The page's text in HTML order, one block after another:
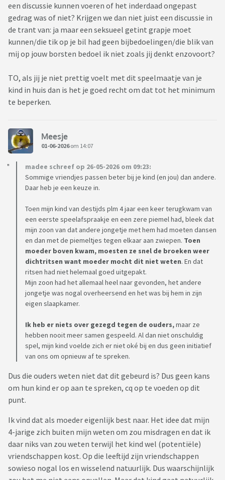
een discussie kunnen voeren of het inderdaad ongepast
gedrag was of niet? Krijgen we dan niet juist een discussie in
de trant van: ja maar een seksueel getint grapje moet
kunnen/die tik op je bil had geen bijbedoelingen/die blik van
mij op jouw borsten bedoel ik niet zoals jij denkt enzovoort?
TO, als jij je niet prettig voelt met dit speelmaatje van je
kind in huis dan is het je goed recht om dat tot het minimum
te beperken.
Meesje
01-06-2026om 14:07
madee schreef op 26-05-2026 om 09:23:
Sommige vriendjes passen beter bij je kind (en jou) dan andere.
Daar heb je een keuze in.
Toen mijn kind van destijds plm 4 jaar een keer terugkwam van
een eerste speelafspraakje en een zere piemel had, bleek dat
mijn zoon van dat andere jongetje met hem had moeten dansen
en dan met de piemeltjes tegen elkaar aan zwiepen. Toen
moeder boven kwam, moesten ze snel de broeken weer
dichtritsen want moeder mocht dit niet weten. En dat
ritsen had niet helemaal goed uitgepakt.
Mijn zoon had het allemaal heel naar gevonden, het andere
jongetje was nogal overheersend en het was bij hem in zijn
eigen slaapkamer.
Ik heb er niets over gezegd tegen de ouders,maar ze
hebben nooit meer samen gespeeld. Al dan niet onschuldig
spel, mijn kind voelde zich er niet oké bij en dus geen initiatief
van ons om opnieuw af te spreken.
Dus die ouders weten niet dat dit gebeurd is? Dus geen kans
om hun kind er op aan te spreken, cq op te voeden op dit
punt.
Ik vind dat als moeder eigenlijk best naar. Het idee dat mijn
4-jarige zich buiten mijn weten om zou misdragen en dat ik
daar niks van zou weten terwijl het kind wel (potentiële)
vriendschappen kost. Op die leeftijd zijn vriendschappen
sowieso nogal los en wisselend natuurlijk. Dus waarschijnlijk